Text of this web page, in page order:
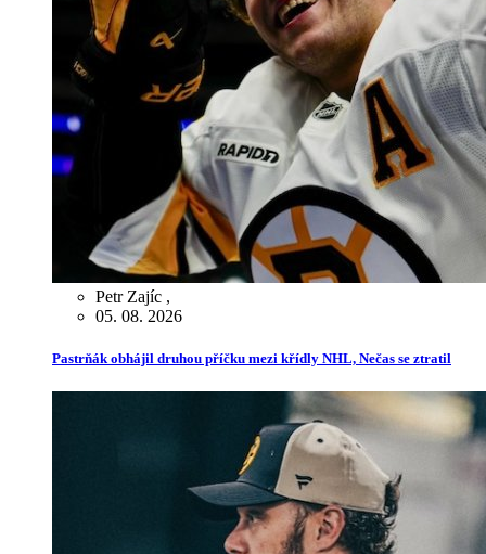
Petr Zajíc ,
05. 08. 2026
Pastrňák obhájil druhou příčku mezi křídly NHL, Nečas se ztratil